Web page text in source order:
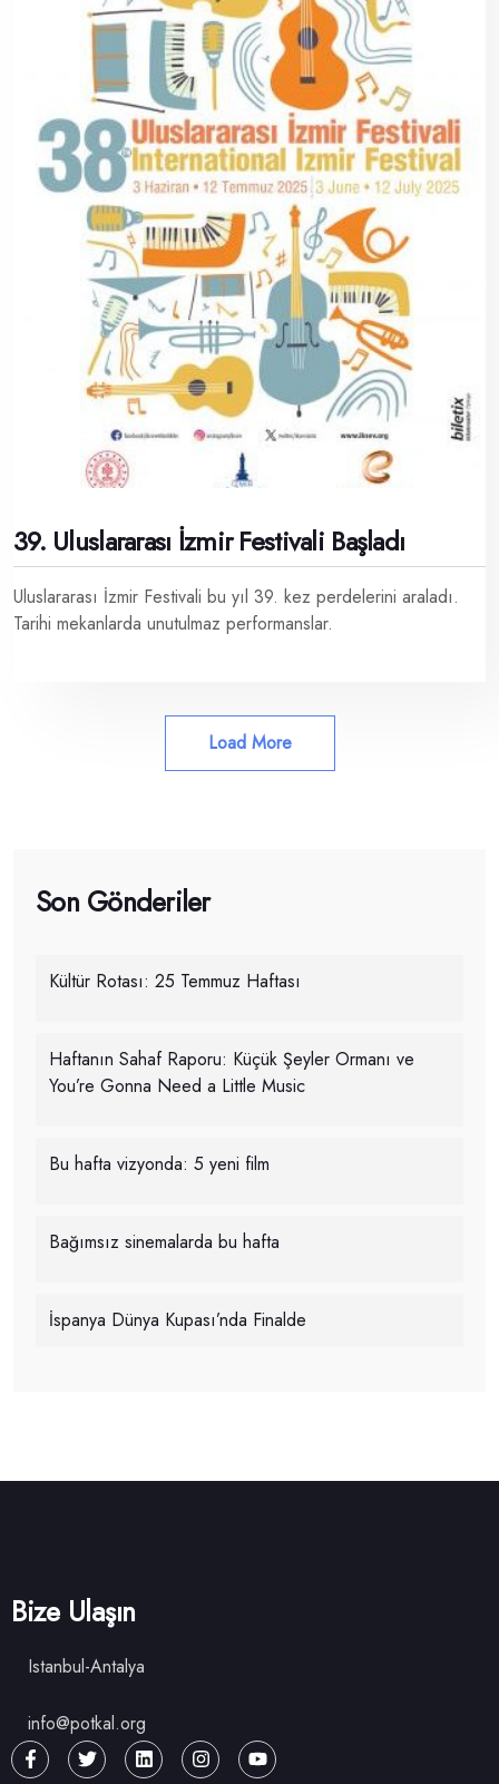
39. Uluslararası İzmir Festivali Başladı
Uluslararası İzmir Festivali bu yıl 39. kez perdelerini araladı.
Tarihi mekanlarda unutulmaz performanslar.
Load More
Son Gönderiler
Kültür Rotası: 25 Temmuz Haftası
Haftanın Sahaf Raporu: Küçük Şeyler Ormanı ve
You’re Gonna Need a Little Music
Bu hafta vizyonda: 5 yeni film
Bağımsız sinemalarda bu hafta
İspanya Dünya Kupası’nda Finalde
Bize Ulaşın
Istanbul-Antalya
info@potkal.org